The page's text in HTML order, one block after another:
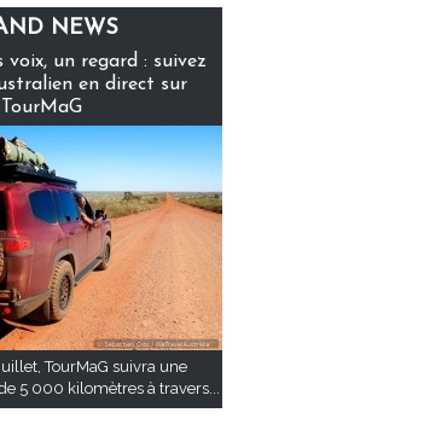
NEWS
voix, un regard : suivez
en direct sur
TourMaG
TourMaG suivra une
5 000 kilomètres à travers...